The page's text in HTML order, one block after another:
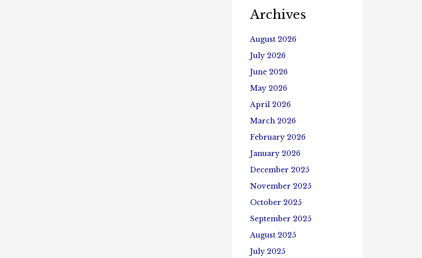
Archives
August 2026
July 2026
June 2026
May 2026
April 2026
March 2026
February 2026
January 2026
December 2025
November 2025
October 2025
September 2025
August 2025
July 2025